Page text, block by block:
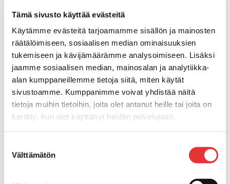
Tämä sivusto käyttää evästeitä
Käytämme evästeitä tarjoamamme sisällön ja mainosten
räätälöimiseen, sosiaalisen median ominaisuuksien
tukemiseen ja kävijämäärämme analysoimiseen. Lisäksi
jaamme sosiaalisen median, mainosalan ja analytiikka-
alan kumppaneillemme tietoja siitä, miten käytät
sivustoamme. Kumppanimme voivat yhdistää näitä
tietoja muihin tietoihin, joita olet antanut heille tai joita on
kerätty, kun olet käyttänyt heidän palvelujaan.
valinta
Välttämätön
Venetikkaat
varusteet
Kasettitikkaat
Keulatikkaat
Kaide- ja kuomuhelat
Muut tarvikkeet
Kaidevaijerit, -verkot ja
päätehelat
Kansiluukut, ikkunat ja verhot